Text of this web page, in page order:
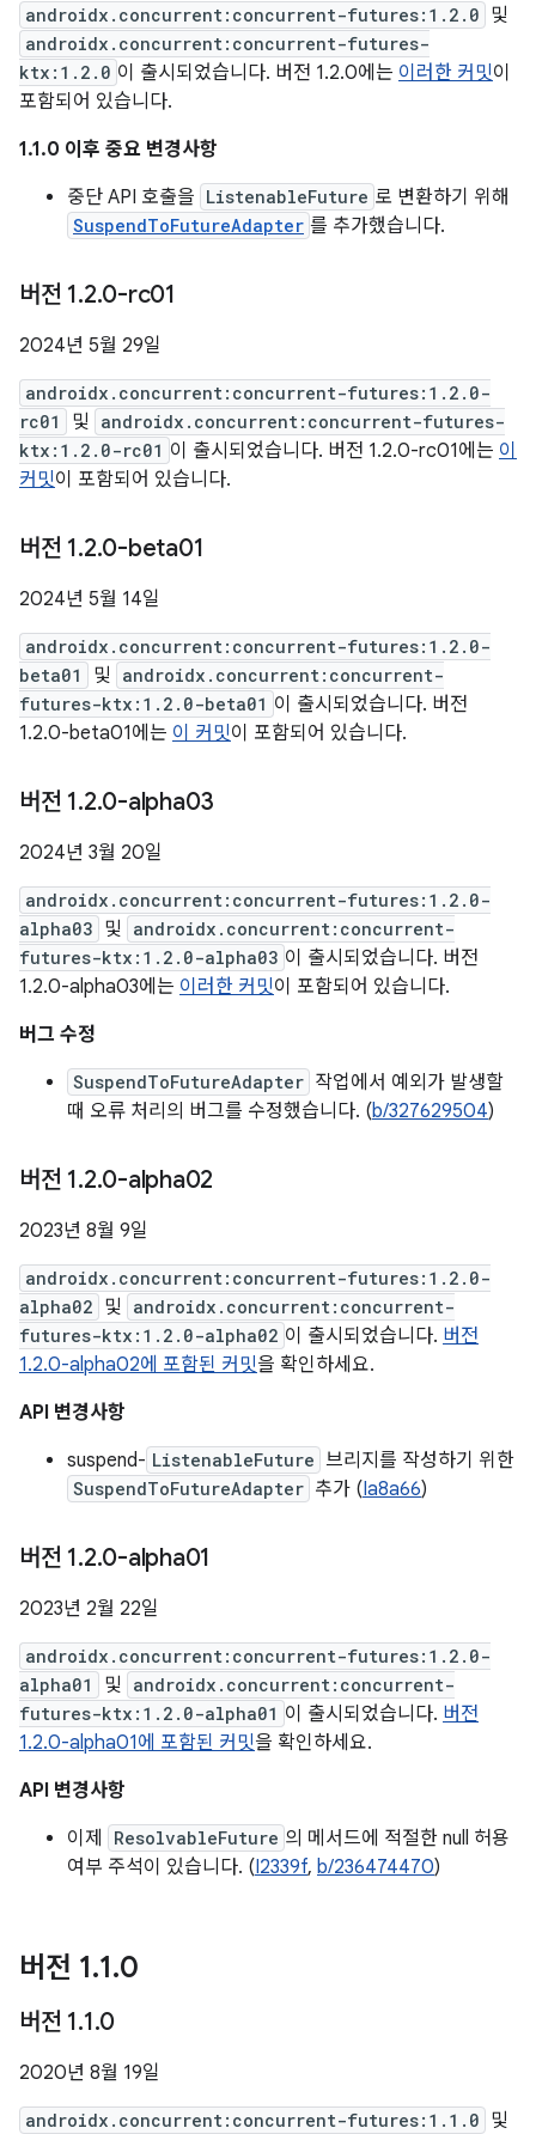
androidx.concurrent:concurrent-futures:1.2.0 및
androidx.concurrent:concurrent-futures-
ktx:1.2.0 이 출시되었습니다. 버전 1.2.0에는 이러한 커밋이
포함되어 있습니다.
1.1.0 이후 중요 변경사항
중단 API 호출을 ListenableFuture 로 변환하기 위해
SuspendToFutureAdapter 를 추가했습니다.
버전 1.2.0-rc01
2024년 5월 29일
androidx.concurrent:concurrent-futures:1.2.0-
rc01
및 androidx.concurrent:concurrent-futures-
ktx:1.2.0-rc01 이 출시되었습니다. 버전 1.2.0-rc01에는 이
커밋이 포함되어 있습니다.
버전 1.2.0-beta01
2024년 5월 14일
androidx.concurrent:concurrent-futures:1.2.0-
beta01
및 androidx.concurrent:concurrent-
futures-ktx:1.2.0-beta01 이 출시되었습니다. 버전
1.2.0-beta01에는 이 커밋이 포함되어 있습니다.
버전 1.2.0-alpha03
2024년 3월 20일
androidx.concurrent:concurrent-futures:1.2.0-
alpha03 및 androidx.concurrent:concurrent-
futures-ktx:1.2.0-alpha03 이 출시되었습니다. 버전
1.2.0-alpha03에는 이러한 커밋이 포함되어 있습니다.
버그 수정
SuspendToFutureAdapter 작업에서 예외가 발생할
때 오류 처리의 버그를 수정했습니다. (b/327629504)
버전 1.2.0-alpha02
2023년 8월 9일
androidx.concurrent:concurrent-futures:1.2.0-
alpha02 및 androidx.concurrent:concurrent-
futures-ktx:1.2.0-alpha02 이 출시되었습니다. 버전
1.2.0-alpha02에 포함된 커밋을 확인하세요.
API 변경사항
suspend- ListenableFuture 브리지를 작성하기 위한
SuspendToFutureAdapter 추가 (Ia8a66)
버전 1.2.0-alpha01
2023년 2월 22일
androidx.concurrent:concurrent-futures:1.2.0-
alpha01
및 androidx.concurrent:concurrent-
futures-ktx:1.2.0-alpha01 이 출시되었습니다. 버전
1.2.0-alpha01에 포함된 커밋을 확인하세요.
API 변경사항
이제
ResolvableFuture 의 메서드에 적절한 null 허용
여부 주석이 있습니다. (I2339f, b/236474470)
버전 1.1.0
버전 1.1.0
2020년 8월 19일
androidx.concurrent:concurrent-futures:1.1.0 및